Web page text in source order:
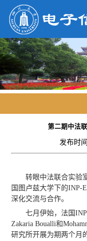
第二期中法
发布时
转眼中法联合实验
国图卢兹大学下的INP-
深化交流与合作。
七月伊始，法国
Zakaria Boualli和
研究所开展为期两个月